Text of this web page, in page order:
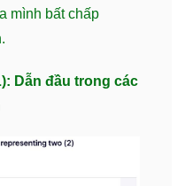
mình bất chấp
Dẫn đầu trong các